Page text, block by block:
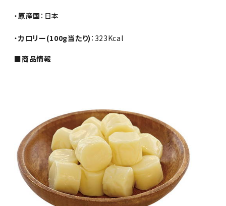
・原産国 ：日本
・カロリー(100g当たり) ：323Kcal
■商品情報